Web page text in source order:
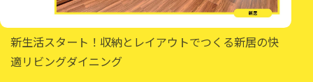
新生活スタート！収納とレイアウトでつくる新居の快
適リビングダイニング